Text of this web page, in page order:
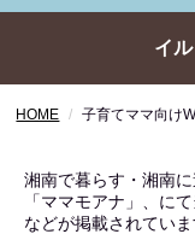
イ
HOME 子育てママ向け
湘南で暮らす・湘南
「ママモアナ」、に
などが掲載されてい